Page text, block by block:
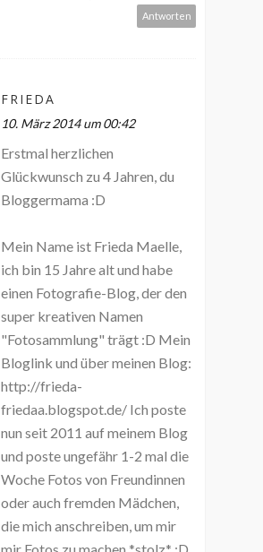
Antworten
FRIEDA
10. März 2014 um 00:42
Erstmal herzlichen
Glückwunsch zu 4 Jahren, du
Bloggermama :D
Mein Name ist Frieda Maelle,
ich bin 15 Jahre alt und habe
einen Fotografie-Blog, der den
super kreativen Namen
"Fotosammlung" trägt :D Mein
Bloglink und über meinen Blog:
http://frieda-
friedaa.blogspot.de/ Ich poste
nun seit 2011 auf meinem Blog
und poste ungefähr 1-2 mal die
Woche Fotos von Freundinnen
oder auch fremden Mädchen,
die mich anschreiben, um mir